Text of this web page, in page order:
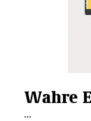
Wahre
...